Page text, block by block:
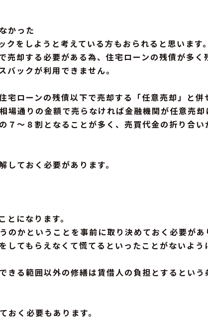
かった
をしようと考えている方もおられると思います。
売却する必要がある為、住宅ローンの残債が多く
ックが利用できません。
宅ローンの残債以下で売却する「任意売却」と併
通りの金額で売らなければ金融機関が任意売却
７～８割となることが多く、売買代金の折り合い
ておく必要があります。
になります。
かということを事前に取り決めておく必要があ
てもらえなくて慌てるといったことがないよう
きる範囲以外の修繕は賃借人の負担とするという
く必要もあります。